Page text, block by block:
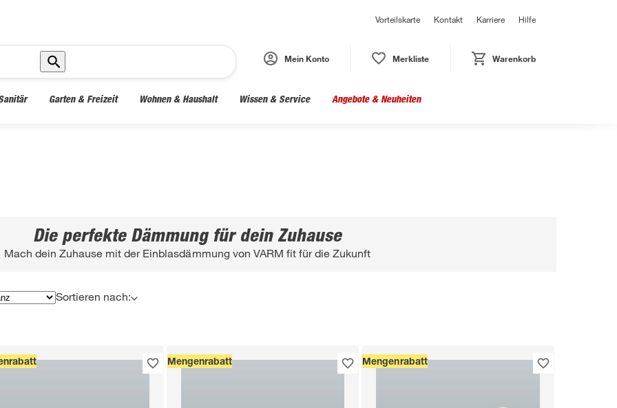
Vorteilskarte Kontakt Karriere Hilfe
Mein Konto Merkliste Warenkorb
Garten & Freizeit Wohnen & Haushalt Wissen & Service Angebote & Neuheiten
Die perfekte Dämmung für dein Zuhause
Mach dein Zuhause mit der Einblasdämmung von VARM fit für die Zukunft
Sortieren nach:
Mengenrabatt Mengenrabatt